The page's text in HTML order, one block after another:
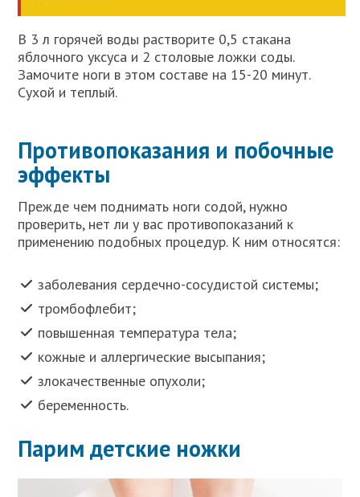
В 3 л горячей воды растворите 0,5 стакана
яблочного уксуса и 2 столовые ложки соды.
Замочите ноги в этом составе на 15-20 минут.
Сухой и теплый.
Противопоказания и побочные
эффекты
Прежде чем поднимать ноги содой, нужно
проверить, нет ли у вас противопоказаний к
применению подобных процедур. К ним относятся:
заболевания сердечно-сосудистой системы;
тромбофлебит;
повышенная температура тела;
кожные и аллергические высыпания;
злокачественные опухоли;
беременность.
Парим детские ножки